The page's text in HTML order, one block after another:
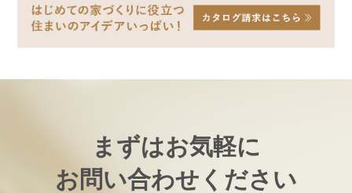
まずはお気軽に
お問い合わせください